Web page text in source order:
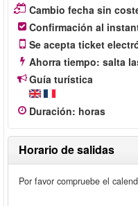
Cambio fecha sin
Confirmación al
Se acepta ticket
Ahorra tiempo: salta
Guía turística
Duración: horas
Horario de salidas
Por favor compruebe el